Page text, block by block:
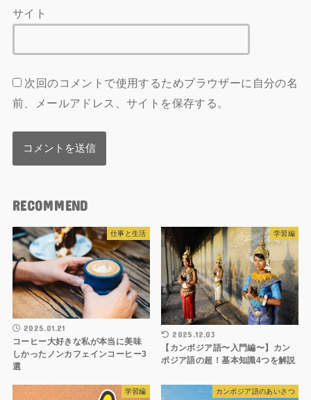
サイト
次回のコメントで使用するためブラウザーに自分の名
前、メールアドレス、サイトを保存する。
RECOMMEND
仕事と生活
2025.01.21
コーヒー大好きな私が本当に美味
しかったノンカフェインコーヒー3
選
学習編
2025.12.03
【カンボジア語〜入門編〜】カン
ボジア語の超！基本知識4つを解説
学習編 カンボジア語のあいさつ